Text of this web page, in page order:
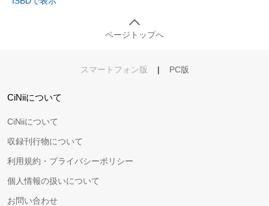
ページトップへ
スマートフォン版 | PC版
CiNiiについて
CiNiiについて
収録刊行物について
利用規約・プライバシーポリシー
個人情報の扱いについて
お問い合わせ